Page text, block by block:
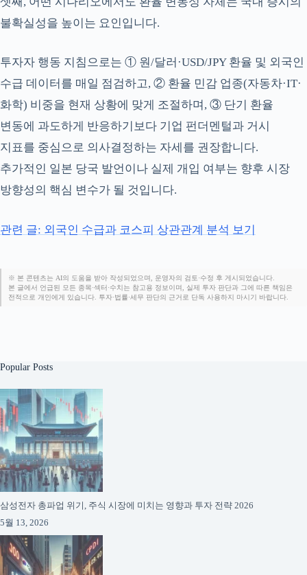
불확실성을 높이는 요인입니다.
투자자 행동 지침으로는 ① 원/달러·USD/JPY 환율 및 외국인
수급 데이터를 매일 점검하고, ② 환율 민감 업종(자동차·IT·
화학) 비중을 현재 상황에 맞게 조절하며, ③ 단기 환율
변동에 과도하게 반응하기보다 기업 펀더멘털과 거시
지표를 중심으로 의사결정하는 자세를 권장합니다.
추가적인 일본 당국 발언이나 실제 개입 여부는 향후 시장
방향성의 핵심 변수가 될 것입니다.
관련 글: 외국인 수급과 코스피 상관관계 분석 보기
※ 본 콘텐츠는 AI의 도움을 받아 작성되었으며, 운영자의 검토·수정 후 게시되었습니다.
본 글에서 언급된 모든 종목·섹터·수치는 참고용 정보이며, 실제 투자 판단과 그에 따른 책임은
전적으로 개인에게 있습니다. 투자·법률·세무 판단의 근거로 단독 사용하지 마시기 바랍니다.
Popular Posts
삼성전자 총파업 위기, 주식 시장에 미치는 영향과 투자 전략 2026
5월 13, 2026